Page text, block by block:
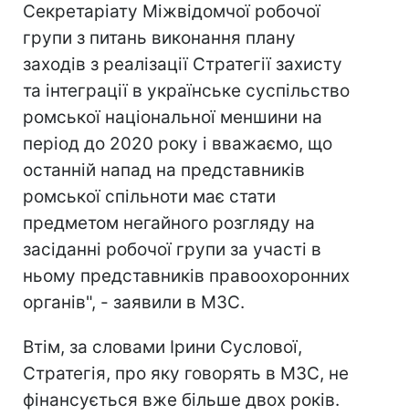
Секретаріату Міжвідомчої робочої
групи з питань виконання плану
заходів з реалізації Стратегії захисту
та інтеграції в українське суспільство
ромської національної меншини на
період до 2020 року і вважаємо, що
останній напад на представників
ромської спільноти має стати
предметом негайного розгляду на
засіданні робочої групи за участі в
ньому представників правоохоронних
органів", - заявили в МЗС.
Втім, за словами Ірини Суслової,
Стратегія, про яку говорять в МЗС, не
фінансується вже більше двох років.